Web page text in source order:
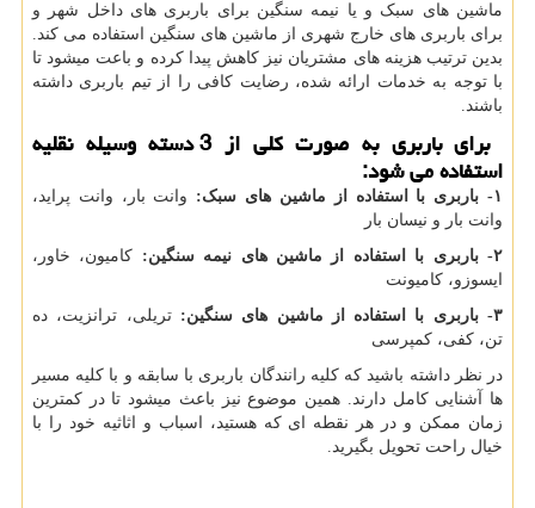
ماشین های سبک و یا نیمه سنگین برای باربری های داخل شهر و
برای باربری های خارج شهری از ماشین های سنگین استفاده می کند.
بدین ترتیب هزینه های مشتریان نیز کاهش پیدا کرده و باعت میشود تا
با توجه به خدمات ارائه شده، رضایت کافی را از تیم باربری داشته
باشند.
برای باربری به صورت کلی از 3 دسته وسیله نقلیه
استفاده می شود:
۱- باربری با استفاده از ماشین های سبک: وانت بار، وانت پراید،
وانت بار و نیسان بار
۲-
باربری با استفاده از ماشین های نیمه سنگین: کامیون، خاور،
ایسوزو، کامیونت
۳-
باربری با استفاده از ماشین های سنگین: تریلی، ترانزیت، ده
تن، کفی، کمپرسی
در نظر داشته باشید که کلیه رانندگان باربری با سابقه و با کلیه مسیر
ها آشنایی کامل دارند. همین موضوع نیز باعث میشود تا در کمترین
زمان ممکن و در هر نقطه ای که هستید، اسباب و اثاثیه خود را با
خیال راحت تحویل بگیرید.